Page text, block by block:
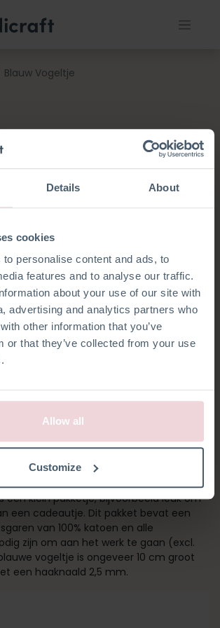
Details About
cookies
personalise content and ads, to
features and to analyse our traffic.
about your use of our site with
advertising and analytics partners who
other information that you’ve
or that they’ve collected from your use
Allow all
Customize
Blauw Vogeltje
VOGELTJE
is verkrijgbaar in drie kleuren (blauw/
een klein pakketje, bijvoorbeeld leuk om
een cadeautje. Dit pakket bevat een
van 100% katoen en alle
zijn om aan het werk te gaan (excl.
vogeltje is ongeveer 10 cm groot
een haaknaald 2,5 mm.